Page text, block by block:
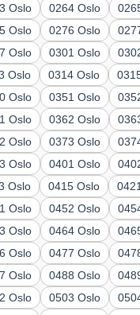
Oslo 0264 Oslo
Oslo 0276 Oslo
Oslo 0301 Oslo
Oslo 0314 Oslo
Oslo 0351 Oslo
Oslo 0362 Oslo
Oslo 0373 Oslo
Oslo 0401 Oslo
Oslo 0415 Oslo
Oslo 0452 Oslo
Oslo 0464 Oslo
Oslo 0477 Oslo
Oslo 0488 Oslo
Oslo 0503 Oslo